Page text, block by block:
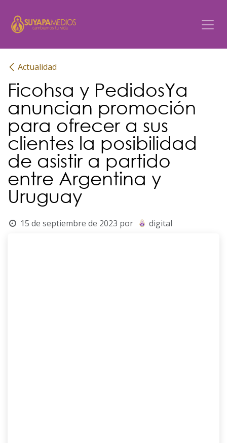
Actualidad
Ficohsa y PedidosYa
anuncian promoción
para ofrecer a sus
clientes la posibilidad
de asistir a partido
entre Argentina y
Uruguay
15 de septiembre de 2023 por digital